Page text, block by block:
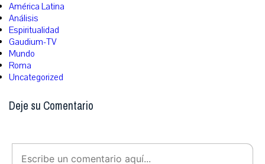
América Latina
Análisis
Espiritualidad
Gaudium-TV
Mundo
Roma
Uncategorized
Deje su Comentario